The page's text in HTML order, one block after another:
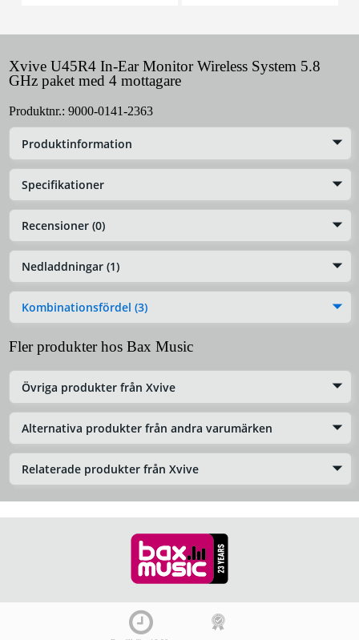
Xvive U45R4 In-Ear Monitor Wireless System 5.8
GHz paket med 4 mottagare
Produktnr.: 9000-0141-2363
Produktinformation
Specifikationer
Recensioner (0)
Nedladdningar (1)
Kombinationsfördel (3)
Fler produkter hos Bax Music
Övriga produkter från Xvive
Alternativa produkter från andra varumärken
Relaterade produkter från Xvive